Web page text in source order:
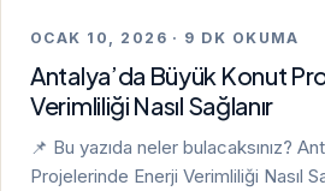
OCAK 10, 2026 · 9 DK OKUMA
Antalya’da Büyük Konut
Verimliliği Nasıl Sağlanır
📌 Bu yazıda neler bulacaksınız?
Projelerinde Enerji Verimliliği Nasıl